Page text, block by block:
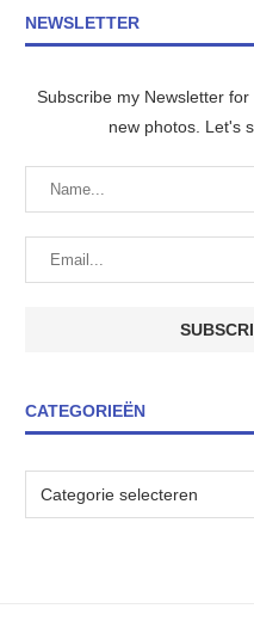
NEWSLETTER
Subscribe my Newsletter
new photos. Let's
CATEGORIEËN